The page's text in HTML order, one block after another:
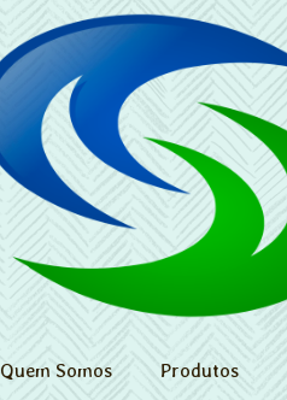
Quem Somos Produtos